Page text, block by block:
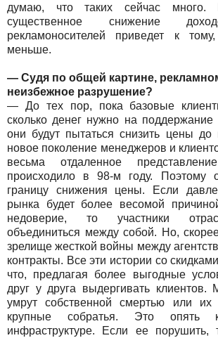
думаю, что таких сейчас много.
существенное снижение
рекламоносителей приведет к
меньше.
— Судя по общей картине,
неизбежное разрушение?
— До тех пор, пока базовые
сколько денег нужно на поддержание
они будут пытаться снизить цены до
новое поколение менеджеров и
весьма отдаленное
происходило в 98-м году. Поэтому
границу снижения цены. Если
рынка будет более весомой
недоверие, то участники
объединиться между собой. Но,
зрелище жесткой войны между
контракты. Все эти истории со
что, предлагая более выгодные
друг у друга выдергивать клиентов.
умрут собственной смертью или их
крупные собратья. Это опять
инфраструктуре. Если ее порушить,